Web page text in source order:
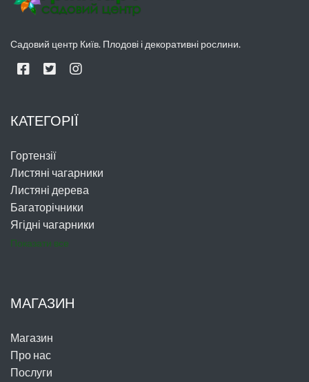
Садовий центр Київ. Плодові і декоративні рослини.
КАТЕГОРІЇ
Гортензії
Листяні чагарники
Листяні дерева
Багаторічники
Ягідні чагарники
Показати все
МАГАЗИН
Магазин
Про нас
Послуги